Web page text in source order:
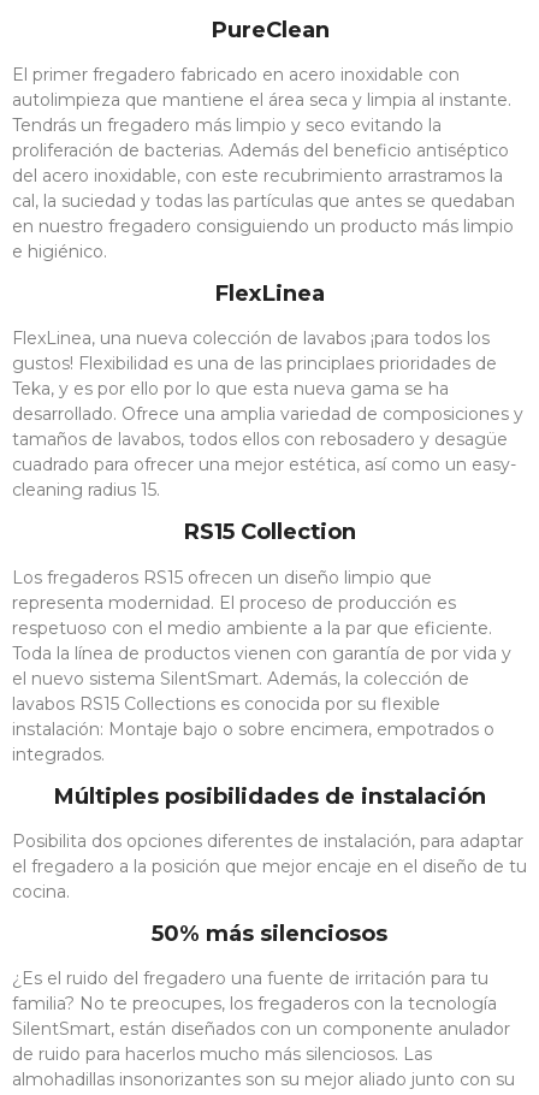
PureClean
El primer fregadero fabricado en acero inoxidable con
autolimpieza que mantiene el área seca y limpia al instante.
Tendrás un fregadero más limpio y seco evitando la
proliferación de bacterias. Además del beneficio antiséptico
del acero inoxidable, con este recubrimiento arrastramos la
cal, la suciedad y todas las partículas que antes se quedaban
en nuestro fregadero consiguiendo un producto más limpio
e higiénico.
FlexLinea
FlexLinea, una nueva colección de lavabos ¡para todos los
gustos! Flexibilidad es una de las principlaes prioridades de
Teka, y es por ello por lo que esta nueva gama se ha
desarrollado. Ofrece una amplia variedad de composiciones y
tamaños de lavabos, todos ellos con rebosadero y desagüe
cuadrado para ofrecer una mejor estética, así como un easy-
cleaning radius 15.
RS15 Collection
Los fregaderos RS15 ofrecen un diseño limpio que
representa modernidad. El proceso de producción es
respetuoso con el medio ambiente a la par que eficiente.
Toda la línea de productos vienen con garantía de por vida y
el nuevo sistema SilentSmart. Además, la colección de
lavabos RS15 Collections es conocida por su flexible
instalación: Montaje bajo o sobre encimera, empotrados o
integrados.
Múltiples posibilidades de instalación
Posibilita dos opciones diferentes de instalación, para adaptar
el fregadero a la posición que mejor encaje en el diseño de tu
cocina.
50% más silenciosos
¿Es el ruido del fregadero una fuente de irritación para tu
familia? No te preocupes, los fregaderos con la tecnología
SilentSmart, están diseñados con un componente anulador
de ruido para hacerlos mucho más silenciosos. Las
almohadillas insonorizantes son su mejor aliado junto con su
SET
BATERIA
INDUCCIÓN
El Set De 9
Piezas De Acero
Inoxidable Está
Compuesto Por: 1
Cazuela Ø 24 Cm
1 Cazuela Ø 20
Cm 1 Cazuela Ø 16
Cm 1 Cacerola Ø
28 Cm 1 Cazo Ø
16 Cm 4 Tapas
Producto